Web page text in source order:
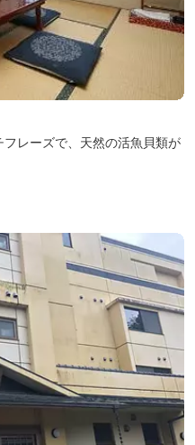
レーズで、天然の活魚貝類が